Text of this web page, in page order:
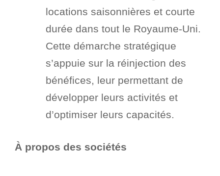
locations saisonnières et courte
durée dans tout le Royaume-Uni.
Cette démarche stratégique
s’appuie sur la réinjection des
bénéfices, leur permettant de
développer leurs activités et
d’optimiser leurs capacités.
À propos des sociétés